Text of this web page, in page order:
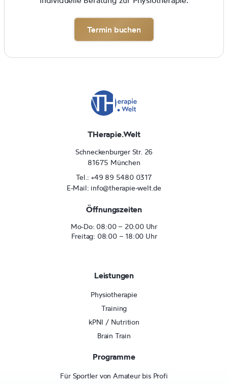
Termin buchen
THerapie.Welt
Schneckenburger Str. 26
81675 München
Tel.: +49 89 5480 0317
E-Mail: info@therapie-welt.de
Öffnungszeiten
Mo-Do: 08:00 – 20:00 Uhr
Freitag: 08:00 – 18:00 Uhr
Leistungen
Physiotherapie
Training
kPNI / Nutrition
Brain Train
Programme
Für Sportler von Amateur bis Profi